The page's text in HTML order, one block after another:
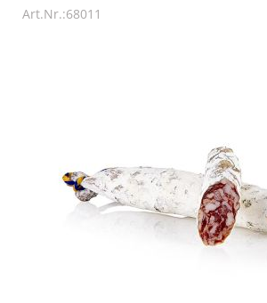
Art.Nr.:68011